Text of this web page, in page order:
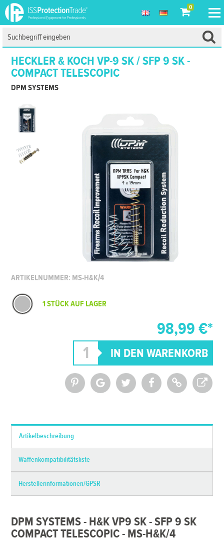
0
HECKLER & KOCH VP-9 SK / SFP 9 SK -
COMPACT TELESCOPIC
DPM SYSTEMS
ARTIKELNUMMER: MS-H&K/4
1 STÜCK AUF LAGER
98,99 €*
Artikelbeschreibung
Waffenkompatibilitätsliste
Herstellerinformationen/GPSR
DPM SYSTEMS - H&K VP9 SK - SFP 9 SK
COMPACT TELESCOPIC - MS-H&K/4